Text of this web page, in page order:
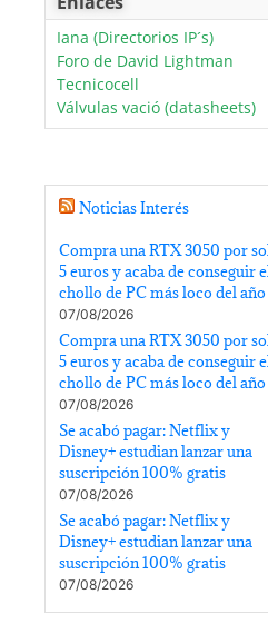
Iana (Directorios IP´s)
Foro de David Lightman
Tecnicocell
Válvulas vació (datasheets)
Noticias Interés
Compra una RTX 3050 por
5 euros y acaba de conseguir
chollo de PC más loco del año
07/08/2026
Compra una RTX 3050 por
5 euros y acaba de conseguir
chollo de PC más loco del año
07/08/2026
Se acabó pagar: Netflix y
Disney+ estudian lanzar una
suscripción 100% gratis
07/08/2026
Se acabó pagar: Netflix y
Disney+ estudian lanzar una
suscripción 100% gratis
07/08/2026